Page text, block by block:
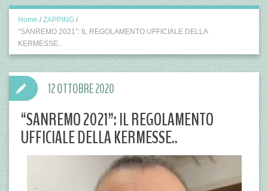
Home / ZAPPING /
“SANREMO 2021”: IL REGOLAMENTO UFFICIALE DELLA
KERMESSE..
“SANREMO 2021”: IL REGOLAMENTO
UFFICIALE DELLA KERMESSE..
12 OTTOBRE 2020